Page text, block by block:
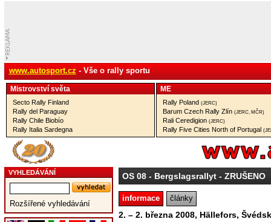
www.autosport.cz - Vše o rally sportu
Mistrovství­ světa
Secto Rally Finland
Rally del Paraguay
Rally Chile Biobío
Rally Italia Sardegna
ME
Rally Poland (JERC)
Barum Czech Rally Zlín (JERC, MČR)
Rali Ceredigion (JERC)
Rally Five Cities North of Portugal
VYHLEDÁVÁNÍ
Rozšířené vyhledávání
OS 08- Bergslagsrallyt - ZRUŠENO
informace články
2. – 2. března 2008, Hällefors,